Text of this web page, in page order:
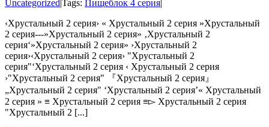
Uncategorized|Tags: Пищеблок 4 серия|
‹Хрустальный 2 серия› « Хрустальный 2 серия »Хрустальный
2 серия---»Хрустальный 2 серия» ‚Хрустальный 2
серия‘»Хрустальный 2 серия» ›Хрустальный 2
серия›‹Хрустальный 2 серия› "Хрустальный 2
серия"‘Хрустальный 2 серия ‹ Хрустальный 2 серия
›"Хрустальный 2 серия" 『Хрустальный 2 серия』
„Хрустальный 2 серия" ‘Хрустальный 2 серия’« Хрустальный
2 серия » ≡ Хрустальный 2 серия ≡▻ Хрустальный 2 серия
"Хрустальный 2 [...]